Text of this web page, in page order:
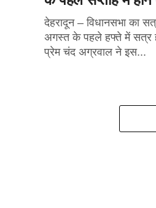
देहरादून – विधानसभा का
अगस्त के पहले हफ्ते में सत्र
प्रेम चंद अग्रवाल ने इस...